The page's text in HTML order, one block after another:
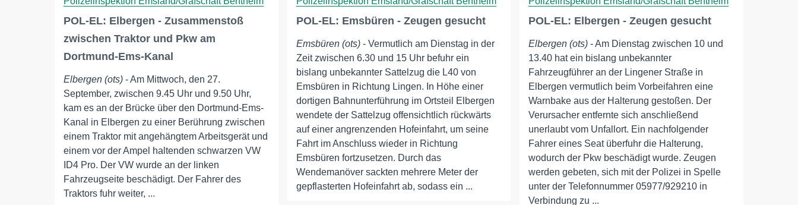
POL-EL: Elbergen - Zusammenstoß
zwischen Traktor und Pkw am
Dortmund-Ems-Kanal
Elbergen (ots) - Am Mittwoch, den 27.
September, zwischen 9.45 Uhr und 9.50 Uhr,
kam es an der Brücke über den Dortmund-Ems-
Kanal in Elbergen zu einer Berührung zwischen
einem Traktor mit angehängtem Arbeitsgerät und
einem vor der Ampel haltenden schwarzen VW
ID4 Pro. Der VW wurde an der linken
Fahrzeugseite beschädigt. Der Fahrer des
Traktors fuhr weiter, ...
POL-EL: Emsbüren - Zeugen gesucht
Emsbüren (ots)- Vermutlich am Dienstag in der
Zeit zwischen 6.30 und 15 Uhr befuhr ein
bislang unbekannter Sattelzug die L40 von
Emsbüren in Richtung Lingen. In Höhe einer
dortigen Bahnunterführung im Ortsteil Elbergen
wendete der Sattelzug offensichtlich rückwärts
auf einer angrenzenden Hofeinfahrt, um seine
Fahrt im Anschluss wieder in Richtung
Emsbüren fortzusetzen. Durch das
Wendemanöver sackten mehrere Meter der
gepflasterten Hofeinfahrt ab, sodass ein ...
POL-EL: Elbergen - Zeugen gesucht
Elbergen (ots) - Am Dienstag zwischen 10 und
13.40 hat ein bislang unbekannter
Fahrzeugführer an der Lingener Straße in
Elbergen vermutlich beim Vorbeifahren eine
Warnbake aus der Halterung gestoßen. Der
Verursacher entfernte sich anschließend
unerlaubt vom Unfallort. Ein nachfolgender
Fahrer eines Seat überfuhr die Halterung,
wodurch der Pkw beschädigt wurde. Zeugen
werden gebeten, sich mit der Polizei in Spelle
unter der Telefonnummer 05977/929210 in
Verbindung zu ...